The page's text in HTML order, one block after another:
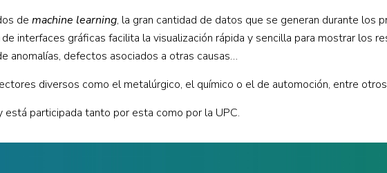
de machine learning, la gran cantidad de datos que se generan durante los
interfaces gráficas facilita la visualización rápida y sencilla para mostrar los
anomalías, defectos asociados a otras causas…
diversos como el metalúrgico, el químico o el de automoción, entre
está participada tanto por esta como por la UPC.